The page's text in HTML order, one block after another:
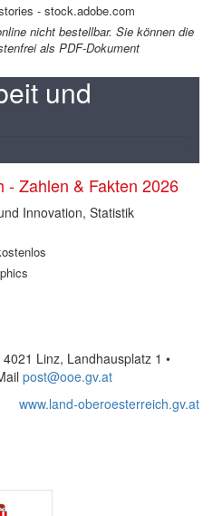
- stock.adobe.com
nicht bestellbar. Sie können die
als PDF-Dokument
und
- Zahlen & Fakten 2026
Innovation, Statistik
Linz, Landhausplatz 1 •
post@ooe.gv.at
www.land-oberoesterreich.gv.at